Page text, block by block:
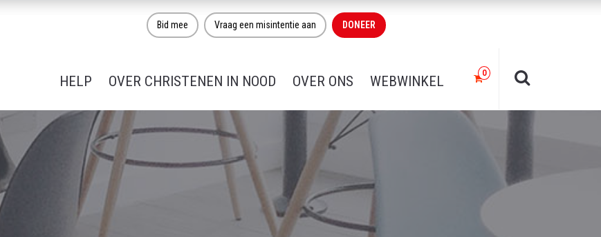
Bid mee Vraag een misintentie aan DONEER
HELP OVER CHRISTENEN IN NOOD OVER ONS WEBWINKEL